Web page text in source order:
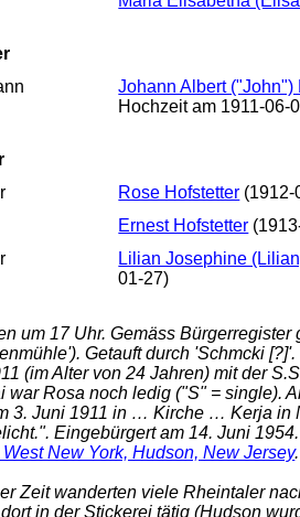
Johann Albert ("John")
Hochzeit am 1911-06-
Rose Hofstetter (1912-
Ernest Hofstetter
Lilian Josephine
01-27)
um 17 Uhr. Gemäss
Getauft durch 'Schmcki
(im Alter von 24 Jahren) mit der
war Rosa noch ledig ("S" = single).
3. Juni 1911 in … Kirche … Kerja in
Eingebürgert am 14. Juni
West New York, Hudson, New Jersey.
Zeit wanderten viele Rheintaler
in der Stickerei tätig (Hudson